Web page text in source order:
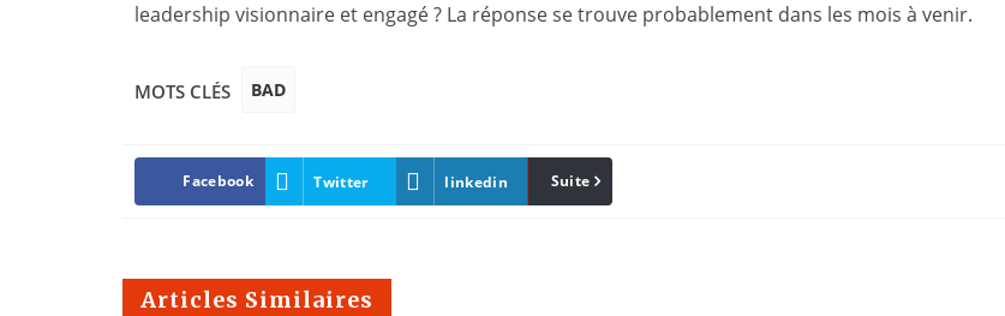
leadership visionnaire et engagé ? La réponse se trouve probablement dans les mois à venir.
MOTS CLÉS BAD
Facebook Twitter linkedin Pinterest
Suite
Articles Similaires